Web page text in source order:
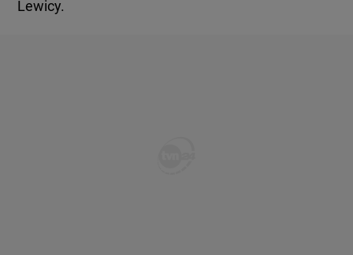
Lewicy.